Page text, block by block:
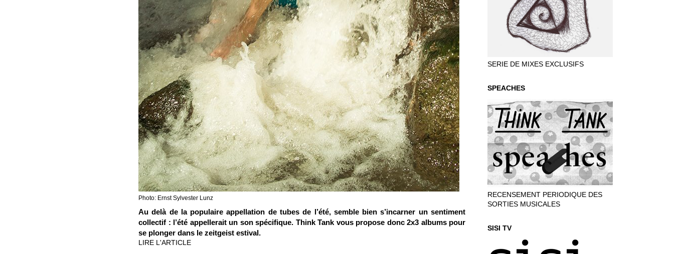
Photo: Ernst Sylvester Lunz
Au delà de la populaire appellation de tubes de l’été, semble bien s’incarner un sentiment
collectif : l’été appellerait un son spécifique. Think Tank vous propose donc 2x3 albums pour
se plonger dans le zeitgeist estival.
LIRE L'ARTICLE
SERIE DE MIXES EXCLUSIFS
SPEACHES
RECENSEMENT PERIODIQUE DES
SORTIES MUSICALES
SISI TV